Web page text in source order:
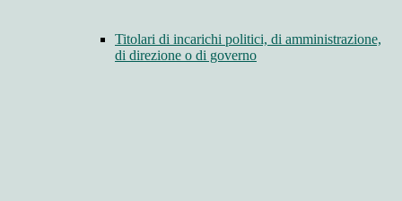
Titolari di incarichi politici, di amministrazione,
di direzione o di governo